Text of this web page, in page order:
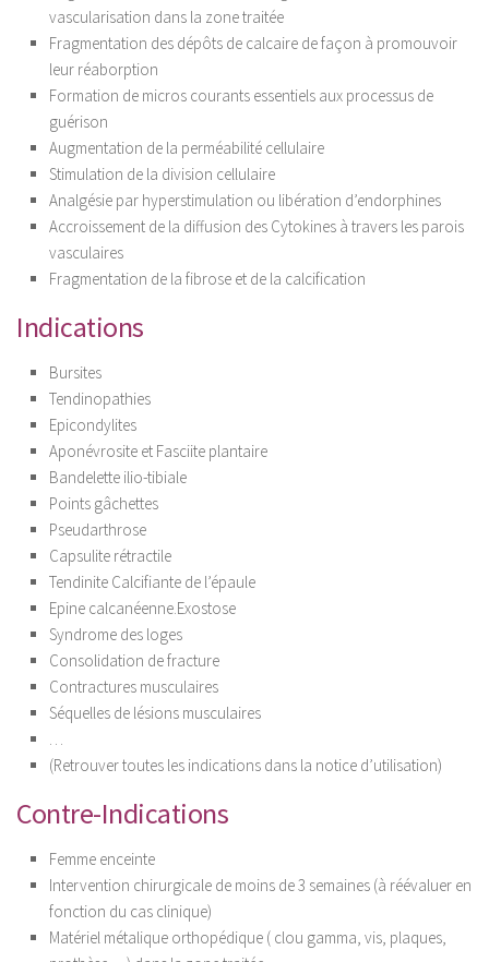
vascularisation dans la zone traitée
Fragmentation des dépôts de calcaire de façon à promouvoir
leur réaborption
Formation de micros courants essentiels aux processus de
guérison
Augmentation de la perméabilité cellulaire
Stimulation de la division cellulaire
Analgésie par hyperstimulation ou libération d’endorphines
Accroissement de la diffusion des Cytokines à travers les parois
vasculaires
Fragmentation de la fibrose et de la calcification
Indications
Bursites
Tendinopathies
Epicondylites
Aponévrosite et Fasciite plantaire
Bandelette ilio-tibiale
Points gâchettes
Pseudarthrose
Capsulite rétractile
Tendinite Calcifiante de l’épaule
Epine calcanéenne.Exostose
Syndrome des loges
Consolidation de fracture
Contractures musculaires
Séquelles de lésions musculaires
(Retrouver toutes les indications dans la notice d’utilisation)
Contre-Indications
Femme enceinte
Intervention chirurgicale de moins de 3 semaines (à réévaluer en
fonction du cas clinique)
Matériel métalique orthopédique ( clou gamma, vis, plaques,